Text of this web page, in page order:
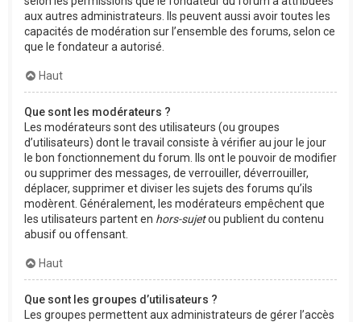
aux autres administrateurs. Ils peuvent aussi avoir toutes les
capacités de modération sur l’ensemble des forums, selon ce
que le fondateur a autorisé.
Haut
Que sont les modérateurs ?
Les modérateurs sont des utilisateurs (ou groupes
d’utilisateurs) dont le travail consiste à vérifier au jour le jour
le bon fonctionnement du forum. Ils ont le pouvoir de modifier
ou supprimer des messages, de verrouiller, déverrouiller,
déplacer, supprimer et diviser les sujets des forums qu’ils
modèrent. Généralement, les modérateurs empêchent que
les utilisateurs partent en hors-sujetou publient du contenu
abusif ou offensant.
Haut
Que sont les groupes d’utilisateurs ?
Les groupes permettent aux administrateurs de gérer l’accès